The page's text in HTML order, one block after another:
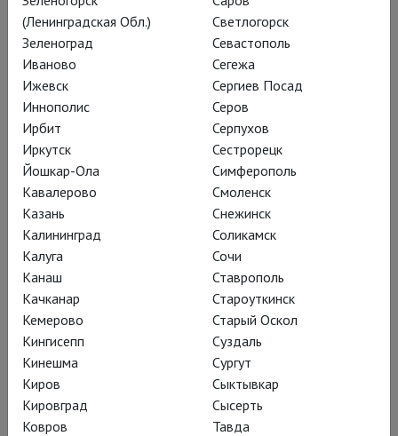
Серёжа
Трогательный, душевный «Серёжа» Дмитрия Крымова -
спектакль, где смешаны жанры и истории, где трагедия и
фарс идут рука об руку
(Ленинградская Обл.)
Зеленоград
Иваново
Ижевск
Иннополис
Ирбит
Иркутск
Йошкар-Ола
Кавалерово
Казань
Калининград
Калуга
Канаш
Качканар
Кемерово
Кингисепп
Кинешма
Киров
Кировград
Ковров
Светлогорск
Севастополь
Сегежа
Сергиев Посад
Серов
Серпухов
Сестрорецк
Симферополь
Смоленск
Снежинск
Соликамск
Сочи
Ставрополь
Староуткинск
Старый Оскол
Суздаль
Сургут
Сыктывкар
Сысерть
Тавда